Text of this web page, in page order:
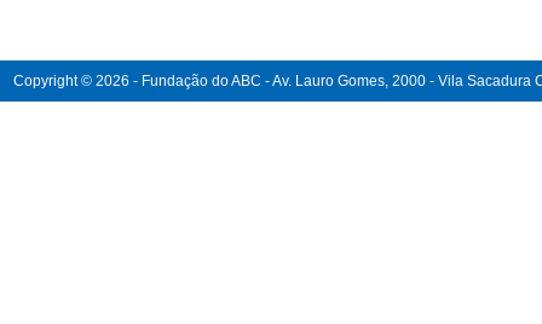
Copyright © 2026 - Fundação do ABC - Av. Lauro Gomes, 2000 - Vila